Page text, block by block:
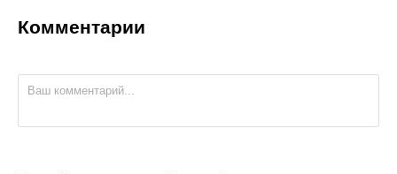
Комментарии